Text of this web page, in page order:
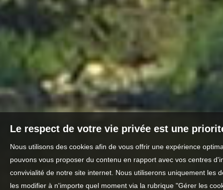
Le respect de votre vie privée est une
Nous utilisons des cookies afin de vous offrir une expérience
pouvons vous proposer du contenu en rapport avec vos centres
convivialité de notre site internet. Nous utiliserons uniquement les
les modifier à n'importe quel moment via la rubrique "Gérer les